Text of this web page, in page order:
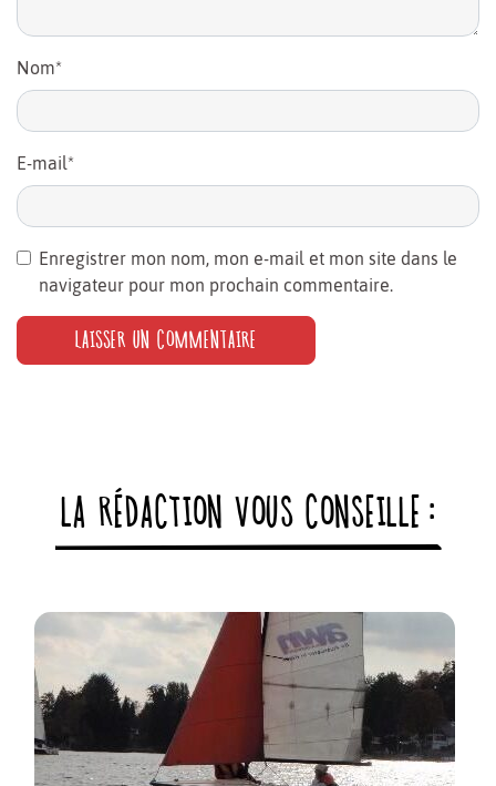
Nom*
E-mail*
Enregistrer mon nom, mon e-mail et mon site dans le
navigateur pour mon prochain commentaire.
LA RÉDACTION VOUS CONSEILLE :